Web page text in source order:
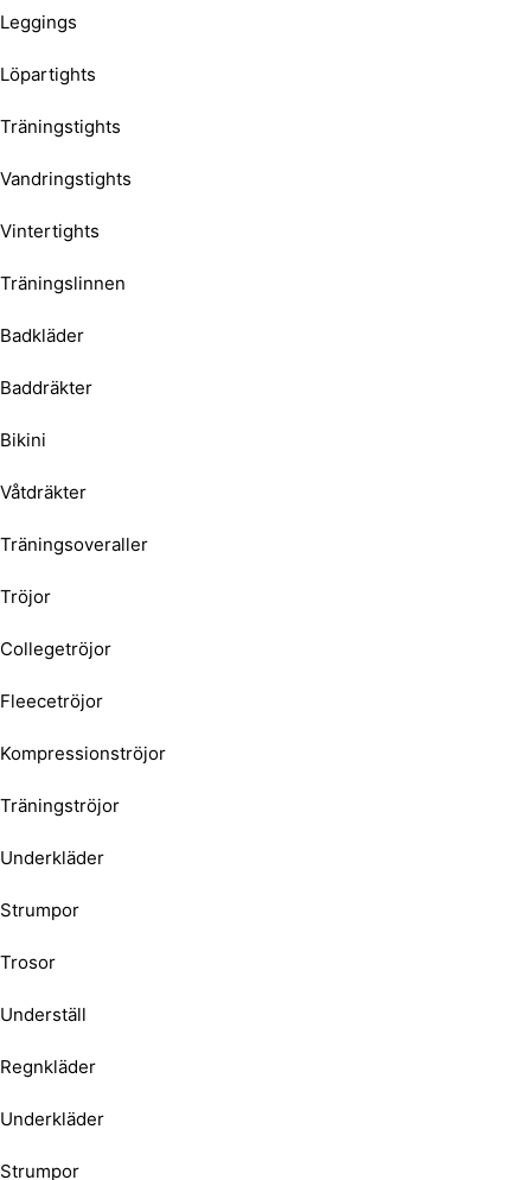
Leggings
Löpartights
Träningstights
Vandringstights
Vintertights
Träningslinnen
Badkläder
Baddräkter
Bikini
Våtdräkter
Träningsoveraller
Tröjor
Collegetröjor
Fleecetröjor
Kompressionströjor
Träningströjor
Underkläder
Strumpor
Trosor
Underställ
Regnkläder
Underkläder
Strumpor